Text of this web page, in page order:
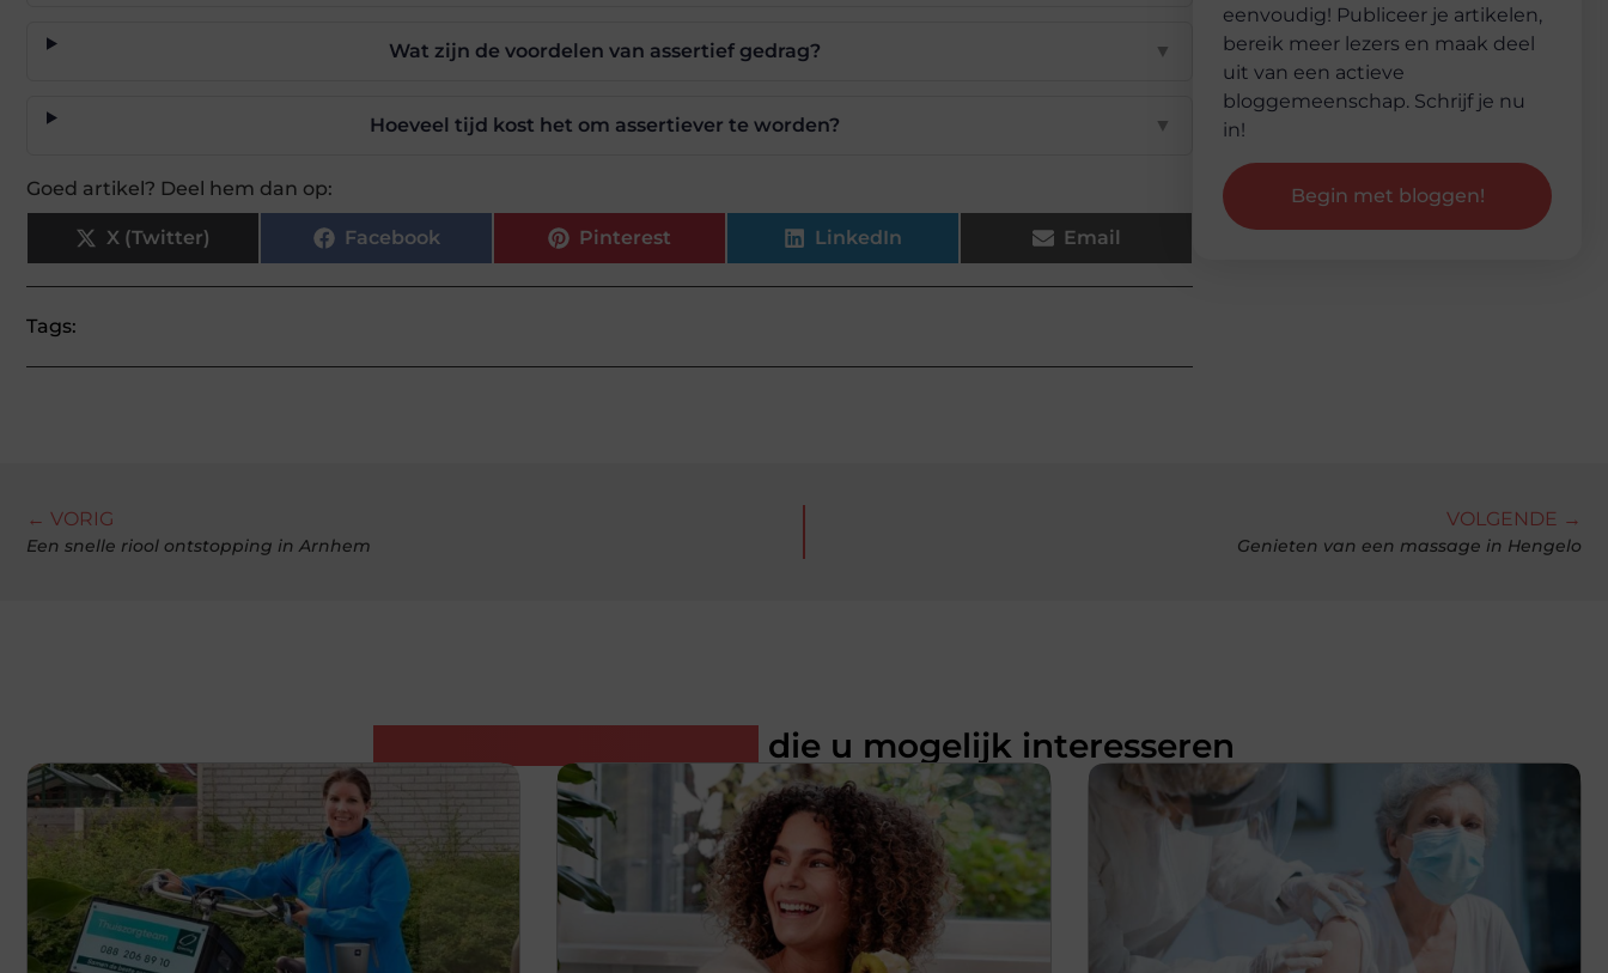
Wat zijn de voordelen van assertief gedrag? ▼
Hoeveel tijd kost het om assertiever te worden? ▼
Goed artikel? Deel hem dan op:
X (Twitter) Facebook Pinterest LinkedIn Email
Tags:
eenvoudig! Publiceer je artikelen,
bereik meer lezers en maak deel
uit van een actieve
bloggemeenschap. Schrijf je nu
in!
Begin met bloggen!
← VORIG
Een snelle riool ontstopping in Arnhem
VOLGENDE →
Genieten van een massage in Hengelo
die u mogelijk interesseren